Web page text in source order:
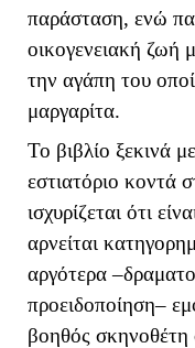
παράσταση, ενώ
οικογενειακή ζωή
την αγάπη του
μαργαρίτα.
Το βιβλίο ξεκινά
εστιατόριο κοντά
ισχυρίζεται ότι
αρνείται
αργότερα
προειδοποίηση–
βοηθός σκηνοθέτη